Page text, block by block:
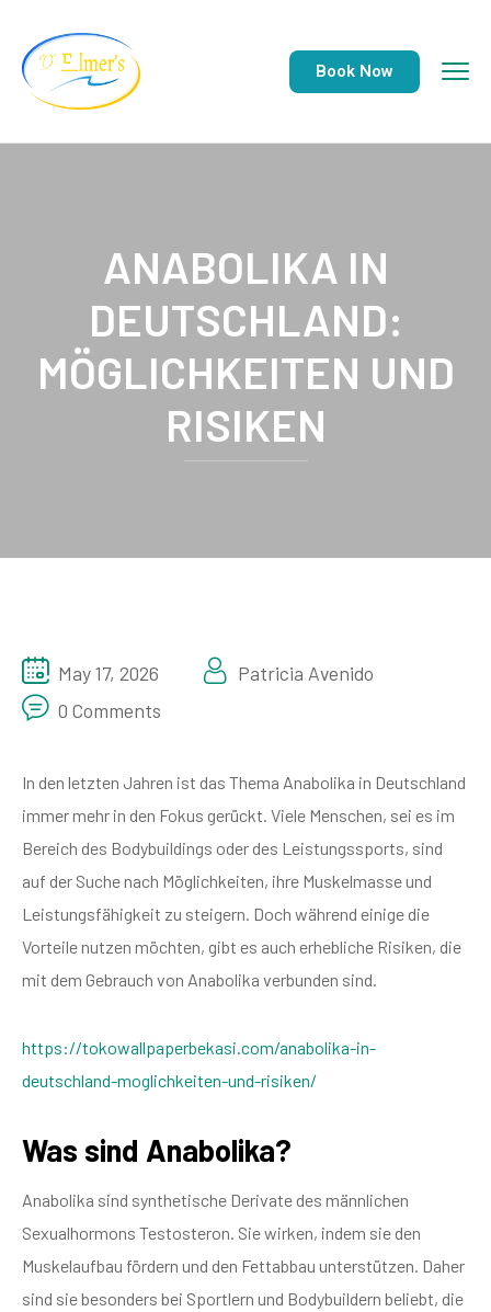
Book Now
ANABOLIKA IN
DEUTSCHLAND:
MÖGLICHKEITEN UND
RISIKEN
May 17, 2026
Patricia Avenido
0 Comments
In den letzten Jahren ist das Thema Anabolika in Deutschland
immer mehr in den Fokus gerückt. Viele Menschen, sei es im
Bereich des Bodybuildings oder des Leistungssports, sind
auf der Suche nach Möglichkeiten, ihre Muskelmasse und
Leistungsfähigkeit zu steigern. Doch während einige die
Vorteile nutzen möchten, gibt es auch erhebliche Risiken, die
mit dem Gebrauch von Anabolika verbunden sind.
https://tokowallpaperbekasi.com/anabolika-in-
deutschland-moglichkeiten-und-risiken/
Was sind Anabolika?
Anabolika sind synthetische Derivate des männlichen
Sexualhormons Testosteron. Sie wirken, indem sie den
Muskelaufbau fördern und den Fettabbau unterstützen. Daher
sind sie besonders bei Sportlern und Bodybuildern beliebt, die